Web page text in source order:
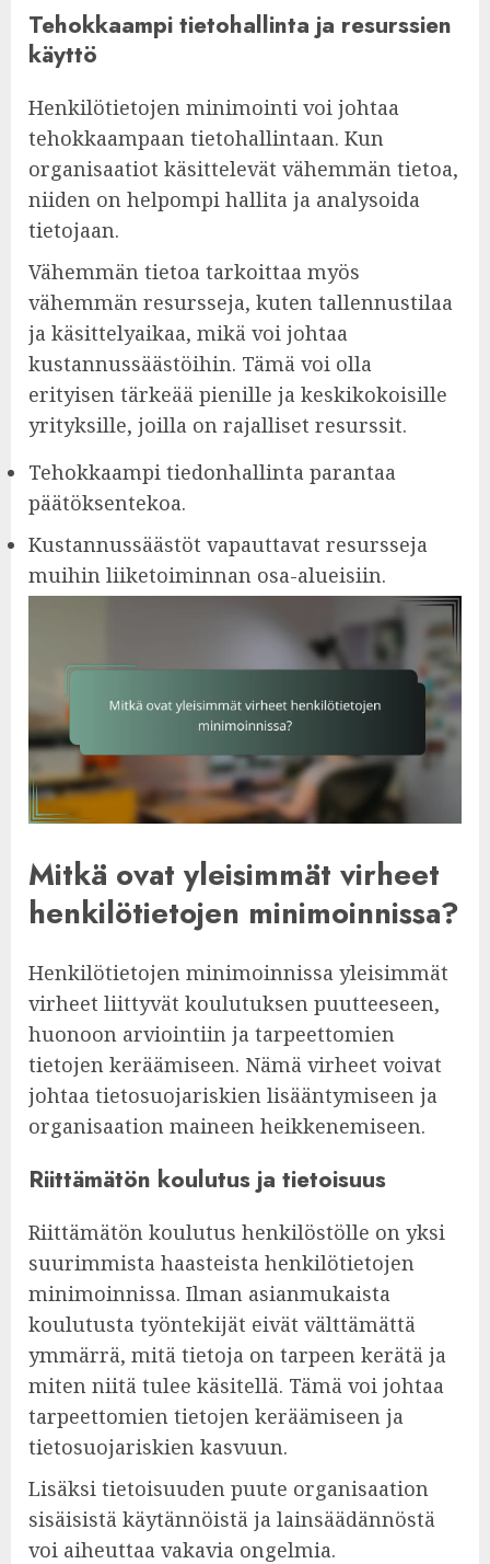
Tehokkaampi tietohallinta ja resurssien
käyttö
Henkilötietojen minimointi voi johtaa
tehokkaampaan tietohallintaan. Kun
organisaatiot käsittelevät vähemmän tietoa,
niiden on helpompi hallita ja analysoida
tietojaan.
Vähemmän tietoa tarkoittaa myös
vähemmän resursseja, kuten tallennustilaa
ja käsittelyaikaa, mikä voi johtaa
kustannussäästöihin. Tämä voi olla
erityisen tärkeää pienille ja keskikokoisille
yrityksille, joilla on rajalliset resurssit.
Tehokkaampi tiedonhallinta parantaa
päätöksentekoa.
Kustannussäästöt vapauttavat resursseja
muihin liiketoiminnan osa-alueisiin.
Mitkä ovat yleisimmät virheet
henkilötietojen minimoinnissa?
Henkilötietojen minimoinnissa yleisimmät
virheet liittyvät koulutuksen puutteeseen,
huonoon arviointiin ja tarpeettomien
tietojen keräämiseen. Nämä virheet voivat
johtaa tietosuojariskien lisääntymiseen ja
organisaation maineen heikkenemiseen.
Riittämätön koulutus ja tietoisuus
Riittämätön koulutus henkilöstölle on yksi
suurimmista haasteista henkilötietojen
minimoinnissa. Ilman asianmukaista
koulutusta työntekijät eivät välttämättä
ymmärrä, mitä tietoja on tarpeen kerätä ja
miten niitä tulee käsitellä. Tämä voi johtaa
tarpeettomien tietojen keräämiseen ja
tietosuojariskien kasvuun.
Lisäksi tietoisuuden puute organisaation
sisäisistä käytännöistä ja lainsäädännöstä
voi aiheuttaa vakavia ongelmia.